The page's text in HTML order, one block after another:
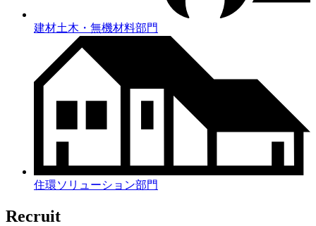
建材土木・無機材料部門
住環ソリューション部門
Recruit